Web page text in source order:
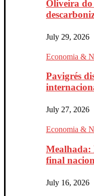
Oliveira
July 29, 2026
Economia &
Pavigrés
July 27, 2026
Economia &
Mealhada:
final
July 16, 2026